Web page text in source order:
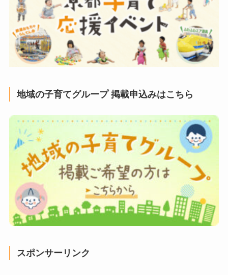
地域の子育てグループ 掲載申込みはこちら
スポンサーリンク